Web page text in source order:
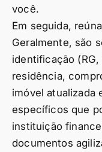
você.
Em seguida,
Geralmente, são
identificação
residência,
imóvel atualizada
específicos que
instituição
documentos